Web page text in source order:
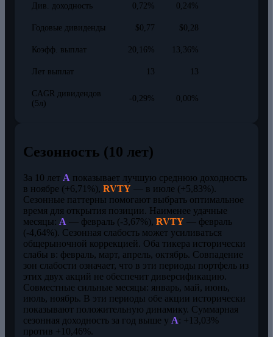
Див. доходность 0,72% 0,24%
Годовые дивиденды $0,77 $0,28
Коэфф. выплат 20,16% 13,36%
Лет выплат 13 13
CAGR дивидендов
(5л)
-0,29% 0,00%
Сезонность (10 лет)
За 10 лет A показывает лучшую среднюю доходность
в ноябре (+6,71%), RVTY — в июле (+5,83%).
Сезонные паттерны помогают выбрать оптимальное
время для открытия позиции. Наименее удачные
месяцы: A — февраль (-3,67%), RVTY — февраль
(-4,64%). Сезонная слабость может усиливаться
общерыночной коррекцией. Оба тикера исторически
слабы в: февраль, март, апрель, октябрь. Совпадение
зон слабости означает, что в эти периоды портфель из
этих двух акций не обеспечит диверсификацию.
Совместные сильные месяцы: январь, май, июнь,
июль, ноябрь. В эти периоды обе акции исторически
показывают положительную динамику. Суммарная
сезонная доходность за год выше у A: +13,03%
против +10,46%.